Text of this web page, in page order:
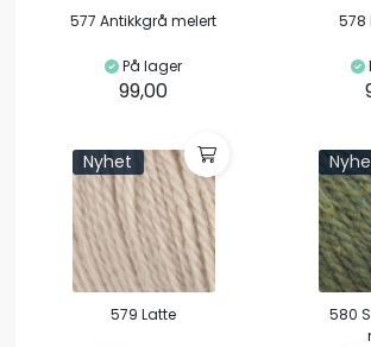
577 Antikkgrå melert
På lager
99,00
578
Nyhet
579 Latte
580